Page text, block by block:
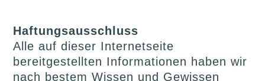
Haftungsausschluss
Alle auf dieser Internetseite
bereitgestellten Informationen haben wir
nach bestem Wissen und Gewissen